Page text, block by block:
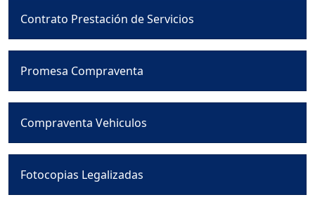
Contrato Prestación de Servicios
Promesa Compraventa
Compraventa Vehiculos
Fotocopias Legalizadas